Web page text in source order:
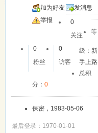
加为好友
发消息
举报
0
关注
0
粉丝
0
访客
等
级：新
手上路
总积
分： 0
保密，1983-05-06
最后登录：1970-01-01